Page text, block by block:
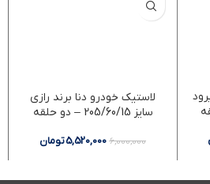
لاستیک خودرو دنا برند رازی
سایز 205/60/15 – دو حلقه
6,000,000
5,520,000تومان